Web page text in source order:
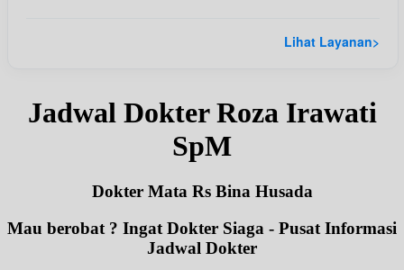
Lihat Layanan>
Jadwal Dokter Roza Irawati
SpM
Dokter Mata Rs Bina Husada
Mau berobat ? Ingat Dokter Siaga - Pusat Informasi
Jadwal Dokter